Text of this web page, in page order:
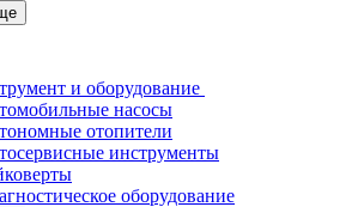
и оборудование
насосы
отопители
инструменты
оборудование